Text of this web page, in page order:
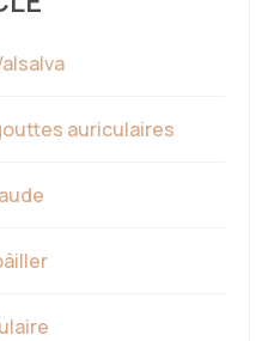
auriculaires